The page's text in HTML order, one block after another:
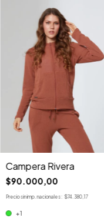
Campera Rivera
$90.000,00
Precio sin imp. nacionales: $74.380,17
+1